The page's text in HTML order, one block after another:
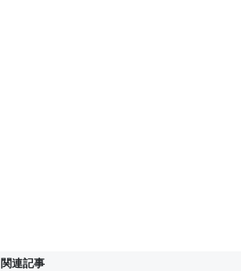
関連記事